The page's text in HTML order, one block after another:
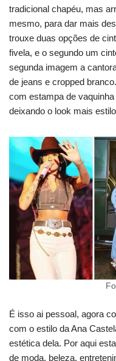
tradicional chapéu, mas
mesmo, para dar mais
trouxe duas opções de
fivela, e o segundo um
segunda imagem a
de jeans e cropped
com estampa de
deixando o look mais
É isso ai pessoal, agora
com o estilo da Ana
estética dela. Por aqui
de moda, beleza,